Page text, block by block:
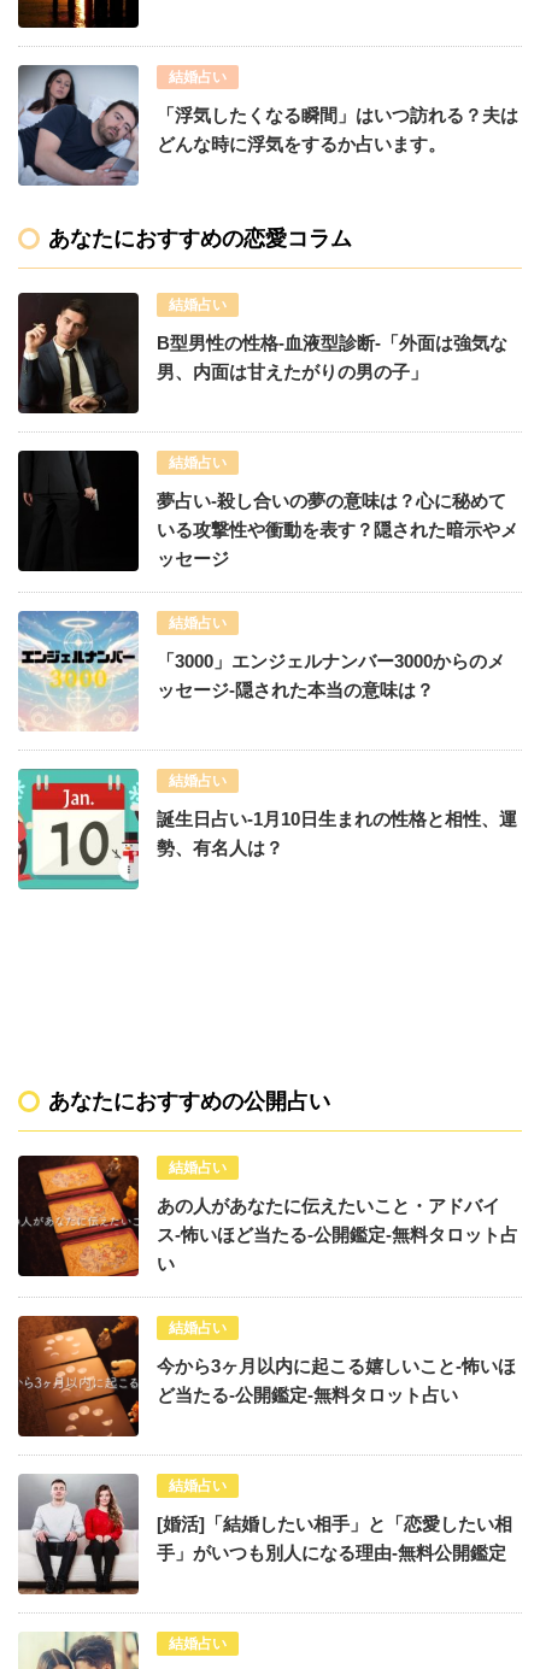
結婚占い
「浮気したくなる瞬間」はいつ訪れる？夫は
どんな時に浮気をするか占います。
あなたにおすすめの恋愛コラム
結婚占い
B型男性の性格-血液型診断-「外面は強気な
男、内面は甘えたがりの男の子」
結婚占い
夢占い-殺し合いの夢の意味は？心に秘めて
いる攻撃性や衝動を表す？隠された暗示やメ
ッセージ
結婚占い
「3000」エンジェルナンバー3000からのメ
ッセージ-隠された本当の意味は？
結婚占い
誕生日占い-1月10日生まれの性格と相性、運
勢、有名人は？
あなたにおすすめの公開占い
結婚占い
あの人があなたに伝えたいこと・アドバイ
ス-怖いほど当たる-公開鑑定-無料タロット占
い
結婚占い
今から3ヶ月以内に起こる嬉しいこと-怖いほ
ど当たる-公開鑑定-無料タロット占い
結婚占い
[婚活]「結婚したい相手」と「恋愛したい相
手」がいつも別人になる理由-無料公開鑑定
結婚占い